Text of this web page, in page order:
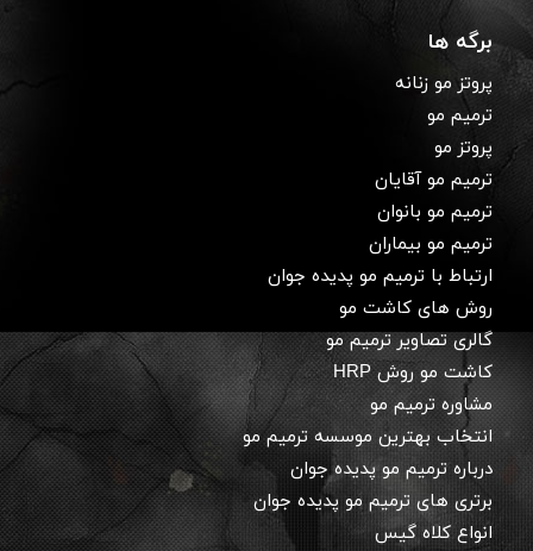
برگه ها
پروتز مو زنانه
ترمیم مو
پروتز مو
ترمیم مو آقایان
ترمیم مو بانوان
ترمیم مو بیماران
ارتباط با ترمیم مو پدیده جوان
روش های کاشت مو
گالری تصاویر ترمیم مو
کاشت مو روش HRP
مشاوره ترمیم مو
انتخاب بهترین موسسه ترمیم مو
درباره ترمیم مو پدیده جوان
برتری های ترمیم مو پدیده جوان
انواع کلاه گیس